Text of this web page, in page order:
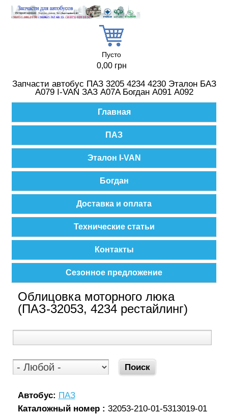
Пусто
0,00 грн
Запчасти автобус ПАЗ 3205 4234 4230 Эталон БАЗ
А079 I-VAN ЗАЗ A07A Богдан А091 А092
Главная
ПАЗ
Эталон I-VAN
Богдан
Доставка и оплата
Технические статьи
Контакты
Сезонное предложение
Облицовка моторного люка
(ПАЗ-32053, 4234 рестайлинг)
Автобус: ПАЗ
Каталожный номер : 32053-210-01-5313019-01